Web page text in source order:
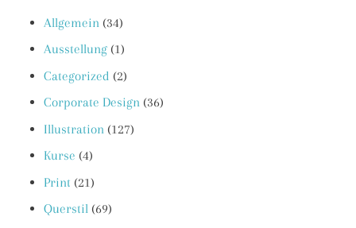
Allgemein (34)
Ausstellung (1)
Categorized (2)
Corporate Design (36)
Illustration (127)
Kurse (4)
Print (21)
Querstil (69)